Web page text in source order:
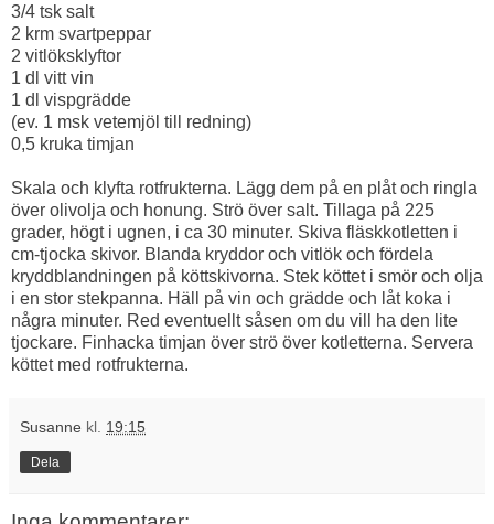
3/4 tsk salt
2 krm svartpeppar
2 vitlöksklyftor
1 dl vitt vin
1 dl vispgrädde
(ev. 1 msk vetemjöl till redning)
0,5 kruka timjan
Skala och klyfta rotfrukterna. Lägg dem på en plåt och ringla
över olivolja och honung. Strö över salt. Tillaga på 225
grader, högt i ugnen, i ca 30 minuter. Skiva fläskkotletten i
cm-tjocka skivor. Blanda kryddor och vitlök och fördela
kryddblandningen på köttskivorna. Stek köttet i smör och olja
i en stor stekpanna. Häll på vin och grädde och låt koka i
några minuter. Red eventuellt såsen om du vill ha den lite
tjockare. Finhacka timjan över strö över kotletterna. Servera
köttet med rotfrukterna.
Susanne kl. 19:15
Dela